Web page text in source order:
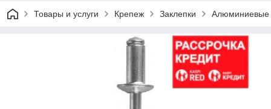
Товары и услуги Крепеж Заклепки Алюминиевые